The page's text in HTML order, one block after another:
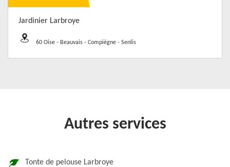
Jardinier Larbroye
60 Oise - Beauvais - Compiègne - Senlis
Autres services
Tonte de pelouse Larbroye